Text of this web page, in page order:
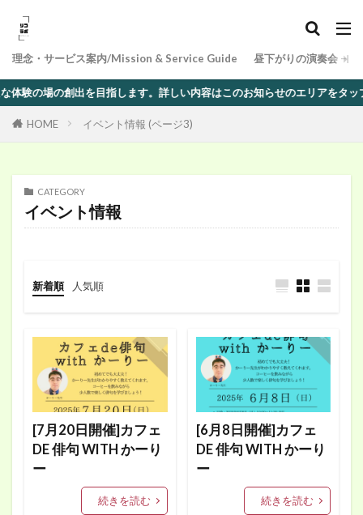
理念・サービス案内/Mission & Service Guide 昼下がりの演奏会 −
の創出を目指します。詳しい内容はこのお知らせのエリアをタップorクリ
HOME イベント情報 (ページ3)
CATEGORY
イベント情報
新着順 人気順
[7月20日開催]カフェ
DE 俳句 WITH かーり
ー
続きを読む
[6月8日開催]カフェ
DE 俳句 WITH かーり
ー
続きを読む